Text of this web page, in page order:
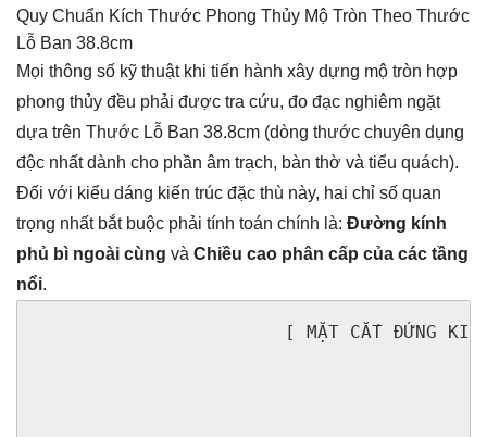
Quy Chuẩn Kích Thước Phong Thủy Mộ Tròn Theo Thước
Lỗ Ban 38.8cm
Mọi thông số kỹ thuật khi tiến hành xây dựng mộ tròn hợp
phong thủy đều phải được tra cứu, đo đạc nghiêm ngặt
dựa trên Thước Lỗ Ban 38.8cm (dòng thước chuyên dụng
độc nhất dành cho phần âm trạch, bàn thờ và tiểu quách).
Đối với kiểu dáng kiến trúc đặc thù này, hai chỉ số quan
trọng nhất bắt buộc phải tính toán chính là: Đường kính
phủ bì ngoài cùng và Chiều cao phân cấp của các tầng
nổi.
[ MẶT CẮT ĐỨNG